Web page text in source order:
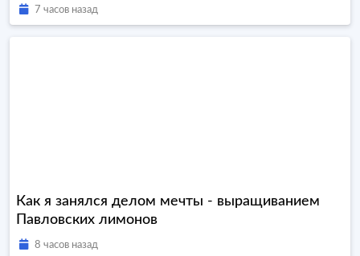
7 часов назад
Как я занялся делом мечты - выращиванием
Павловских лимонов
8 часов назад